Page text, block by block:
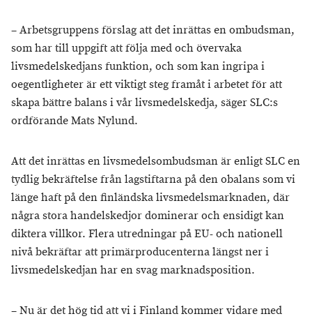
– Arbetsgruppens förslag att det inrättas en ombudsman,
som har till uppgift att följa med och övervaka
livsmedelskedjans funktion, och som kan ingripa i
oegentligheter är ett viktigt steg framåt i arbetet för att
skapa bättre balans i vår livsmedelskedja, säger SLC:s
ordförande Mats Nylund.
Att det inrättas en livsmedelsombudsman är enligt SLC en
tydlig bekräftelse från lagstiftarna på den obalans som vi
länge haft på den finländska livsmedelsmarknaden, där
några stora handelskedjor dominerar och ensidigt kan
diktera villkor. Flera utredningar på EU- och nationell
nivå bekräftar att primärproducenterna längst ner i
livsmedelskedjan har en svag marknadsposition.
– Nu är det hög tid att vi i Finland kommer vidare med